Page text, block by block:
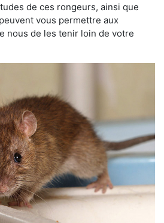
de ces rongeurs, ainsi que
vous permettre aux
nous de les tenir loin de votre